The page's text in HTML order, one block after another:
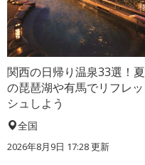
関西の日帰り温泉33選！夏
の琵琶湖や有馬でリフレッ
シュしよう
全国
2026年8月9日 17:28更新